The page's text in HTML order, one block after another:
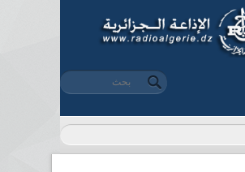
استمارة البحث
‏بحث ‏